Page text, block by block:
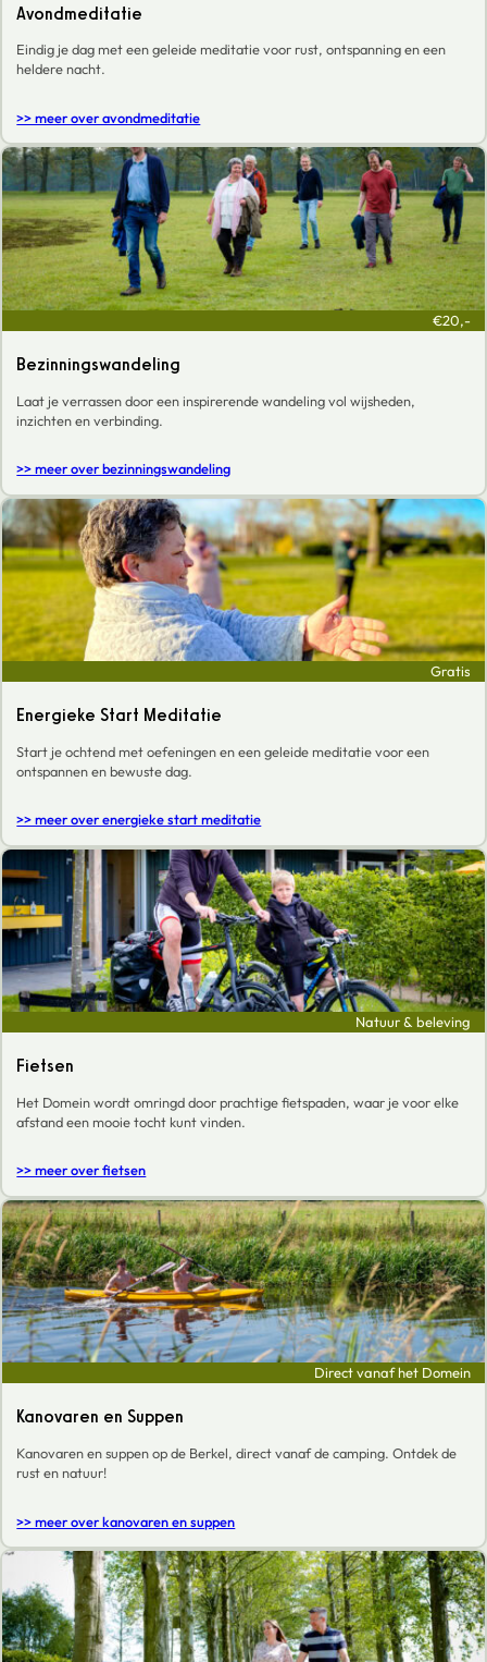
Avondmeditatie
Eindig je dag met een geleide meditatie voor rust, ontspanning en een
heldere nacht.
>> meer over avondmeditatie
€20,-
Bezinningswandeling
Laat je verrassen door een inspirerende wandeling vol wijsheden,
inzichten en verbinding.
>> meer over bezinningswandeling
Gratis
Energieke Start Meditatie
Start je ochtend met oefeningen en een geleide meditatie voor een
ontspannen en bewuste dag.
>> meer over energieke start meditatie
Natuur & beleving
Fietsen
Het Domein wordt omringd door prachtige fietspaden, waar je voor elke
afstand een mooie tocht kunt vinden.
>> meer over fietsen
Direct vanaf het Domein
Kanovaren en Suppen
Kanovaren en suppen op de Berkel, direct vanaf de camping. Ontdek de
rust en natuur!
>> meer over kanovaren en suppen